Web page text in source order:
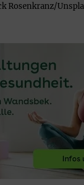
Rosenkranz/